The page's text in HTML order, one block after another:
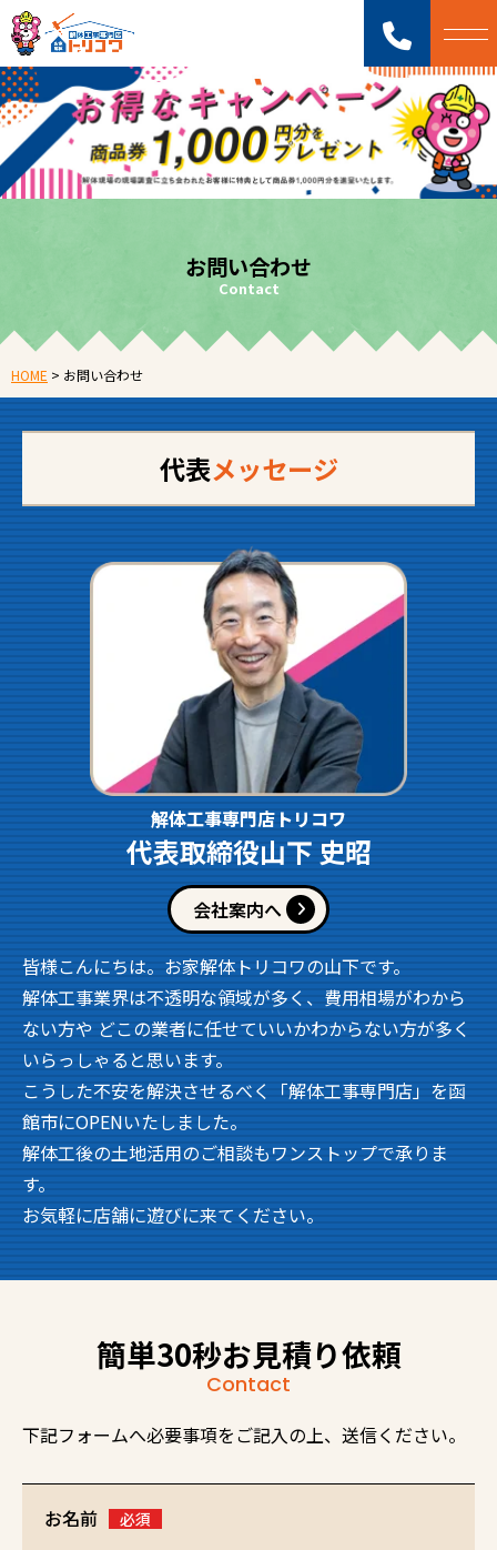
お問い合わせ
Contact
HOME > お問い合わせ
代表メッセージ
皆様こんにちは。お家解体トリコワの山下です。
解体工事業界は不透明な領域が多く、費用相場がわから
ない方や どこの業者に任せていいかわからない方が多く
いらっしゃると思います。
こうした不安を解決させるべく「解体工事専門店」を函
館市にOPENいたしました。
解体工後の土地活用のご相談もワンストップで承りま
す。
お気軽に店舗に遊びに来てください。
解体工事専門店トリコワ
代表取締役山下 史昭
会社案内へ
簡単30秒お見積り依頼
Contact
下記フォームへ必要事項をご記入の上、送信ください。
お名前 必須